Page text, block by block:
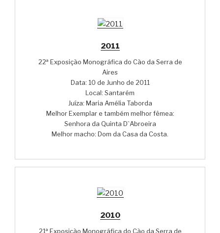
2011
22ª Exposição Monográfica do Cão da Serra de
Aires
Data: 10 de Junho de 2011
Local: Santarém
Juíza: Maria Amélia Taborda
Melhor Exemplar e também melhor fêmea:
Senhora da Quinta D`Abroeira
Melhor macho: Dom da Casa da Costa.
2010
21ª Exposição Monográfica do Cão da Serra de